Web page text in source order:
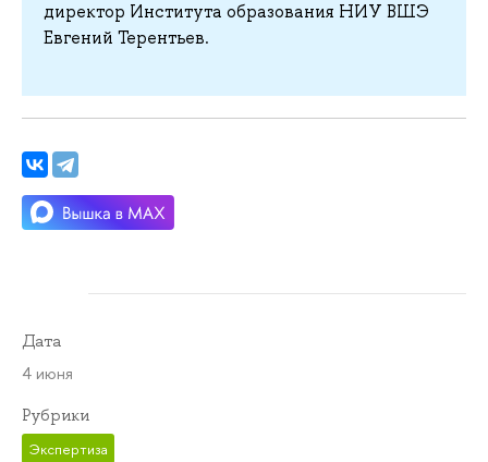
директор Института образования НИУ ВШЭ
Евгений Терентьев.
Дата
4 июня
Рубрики
Экспертиза